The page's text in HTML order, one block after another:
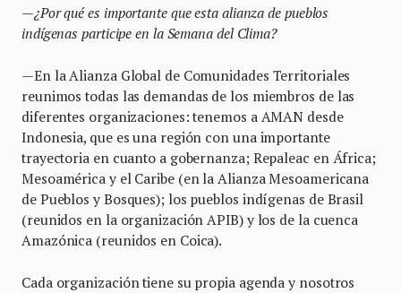
—¿Por qué es importante que esta alianza de pueblos
indígenas participe en la Semana del Clima?
—En la Alianza Global de Comunidades Territoriales
reunimos todas las demandas de los miembros de las
diferentes organizaciones: tenemos a AMAN desde
Indonesia, que es una región con una importante
trayectoria en cuanto a gobernanza; Repaleac en África;
Mesoamérica y el Caribe (en la Alianza Mesoamericana
de Pueblos y Bosques); los pueblos indígenas de Brasil
(reunidos en la organización APIB) y los de la cuenca
Amazónica (reunidos en Coica).
Cada organización tiene su propia agenda y nosotros